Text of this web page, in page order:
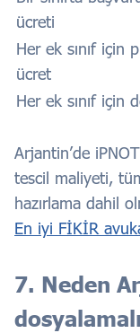
ücreti
Her ek sınıf için
ücret
Her ek sınıf için
Arjantin’de
tescil maliyeti,
hazırlama dahil
En iyi FİKİR
7. Neden